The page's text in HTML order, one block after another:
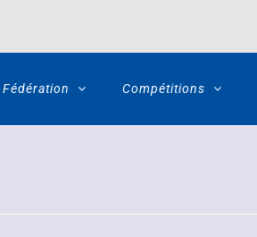
Fédération Compétitions